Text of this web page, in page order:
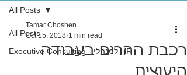
All Posts
Executive Consulting - למנהלי HR
All Posts
רכבת ההרים בעבודה
Tamar Choshen
Oct 15, 2018 1 min read